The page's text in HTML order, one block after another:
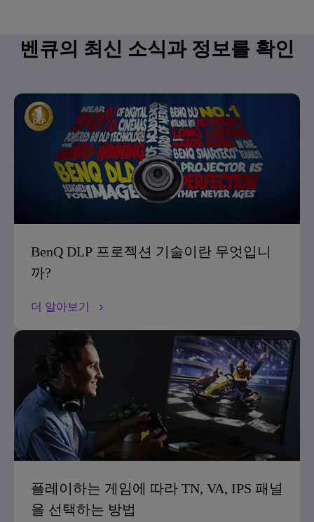
벤큐의 최신 소식과 정보를 확인
BenQ DLP 프로젝션 기술이란 무엇입니
까?
더 알아보기
플레이하는 게임에 따라 TN, VA, IPS 패널
을 선택하는 방법